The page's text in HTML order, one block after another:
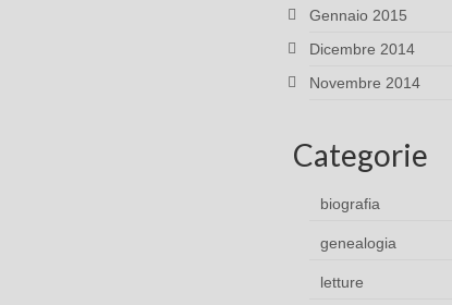
Gennaio 2015
Dicembre 2014
Novembre 2014
Categorie
biografia
genealogia
letture